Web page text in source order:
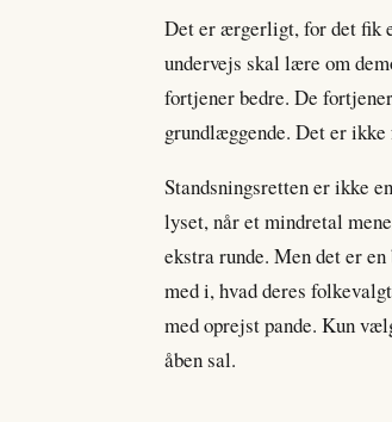
Det er ærgerligt, for det fik
undervejs skal lære om
fortjener bedre. De
grundlæggende. Det er
Standsningsretten er ikke
lyset, når et mindretal
ekstra runde. Men det er
med i, hvad deres
med oprejst pande. Kun
åben sal.